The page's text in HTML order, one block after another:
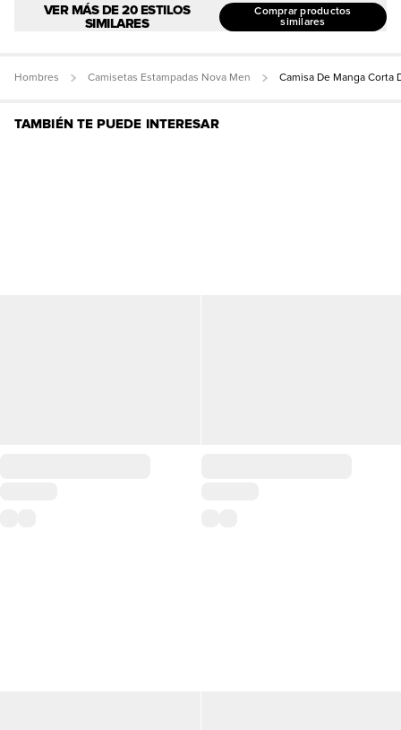
VER MÁS DE 20 ESTILOS
SIMILARES
Comprar productos
similares
Hombres Camisetas Estampadas Nova Men Camisa De Manga Corta
TAMBIÉN TE PUEDE INTERESAR